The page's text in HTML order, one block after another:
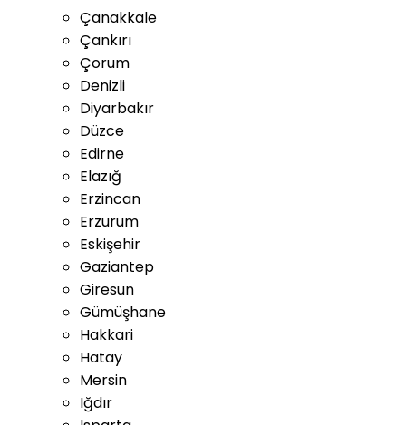
Çanakkale
Çankırı
Çorum
Denizli
Diyarbakır
Düzce
Edirne
Elazığ
Erzincan
Erzurum
Eskişehir
Gaziantep
Giresun
Gümüşhane
Hakkari
Hatay
Mersin
Iğdır